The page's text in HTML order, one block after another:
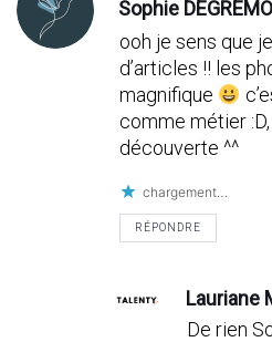
Sophie
ooh je sens que
d’articles !! les
magnifique
comme métier
découverte ^^
chargement…
RÉPONDRE
Lauriane
De rien